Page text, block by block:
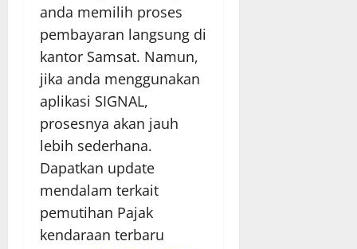
anda memilih proses
pembayaran langsung di
kantor Samsat. Namun,
jika anda menggunakan
aplikasi SIGNAL,
prosesnya akan jauh
lebih sederhana.
Dapatkan update
mendalam terkait
pemutihan Pajak
kendaraan terbaru